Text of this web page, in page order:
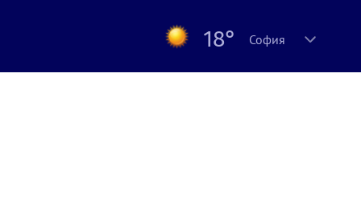
18° София